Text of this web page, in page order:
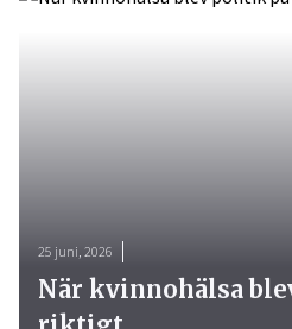
25 juni, 2026
När kvinnohälsa